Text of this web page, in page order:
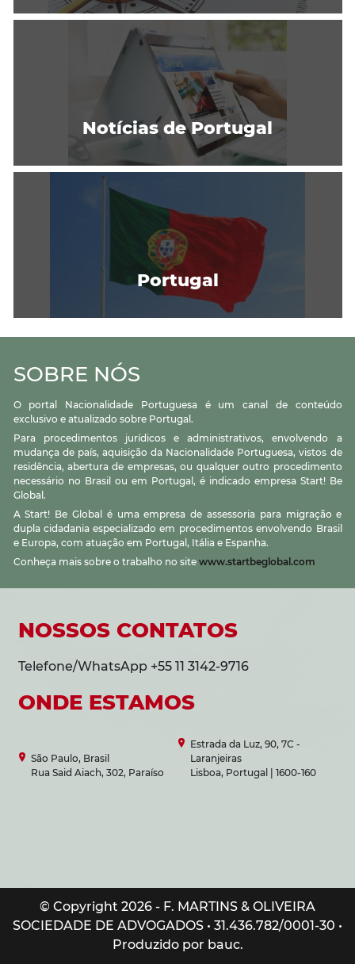
Notícias de Portugal
Portugal
SOBRE NÓS
O portal Nacionalidade Portuguesa é um canal de conteúdo
exclusivo e atualizado sobre Portugal.
Para procedimentos jurídicos e administrativos, envolvendo a
mudança de país, aquisição da Nacionalidade Portuguesa, vistos de
residência, abertura de empresas, ou qualquer outro procedimento
necessário no Brasil ou em Portugal, é indicado empresa Start! Be
Global.
A Start! Be Global é uma empresa de assessoria para migração e
dupla cidadania especializado em procedimentos envolvendo Brasil
e Europa, com atuação em Portugal, Itália e Espanha.
Conheça mais sobre o trabalho no site www.startbeglobal.com
NOSSOS CONTATOS
Telefone/WhatsApp +55 11 3142-9716
ONDE ESTAMOS
São Paulo, Brasil
Rua Said Aiach, 302, Paraíso
Estrada da Luz, 90, 7C -
Laranjeiras
Lisboa, Portugal | 1600-160
© Copyright 2026 - F. MARTINS & OLIVEIRA
SOCIEDADE DE ADVOGADOS • 31.436.782/0001-30 •
Produzido por bauc.